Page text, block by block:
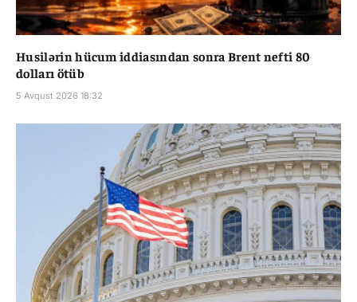
Husilərin hücum iddiasından sonra Brent nefti 80
dolları ötüb
5 Avqust 2026 18:32